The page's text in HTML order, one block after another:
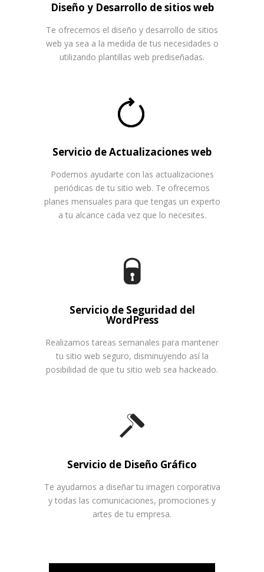
Diseño y Desarrollo de sitios web
Te ofrecemos el diseño y desarrollo de sitios
web ya sea a la medida de tus necesidades o
utilizando plantillas web prediseñadas.
Servicio de Actualizaciones web
Podemos ayudarte con las actualizaciones
periódicas de tu sitio web. Te ofrecemos
planes mensuales para que tengas un experto
a tu alcance cada vez que lo necesites.
Servicio de Seguridad del
WordPress
Realizamos tareas semanales para mantener
tu sitio web seguro, disminuyendo así la
posibilidad de que tu sitio web sea hackeado.
Servicio de Diseño Gráfico
Te ayudamos a diseñar tu imagen corporativa
y todas las comunicaciones, promociones y
artes de tu empresa.